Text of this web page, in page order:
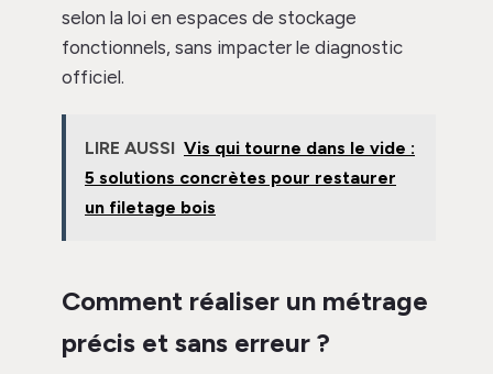
selon la loi en espaces de stockage
fonctionnels, sans impacter le diagnostic
officiel.
LIRE AUSSI Vis qui tourne dans le vide :
5 solutions concrètes pour restaurer
un filetage bois
Comment réaliser un métrage
précis et sans erreur ?